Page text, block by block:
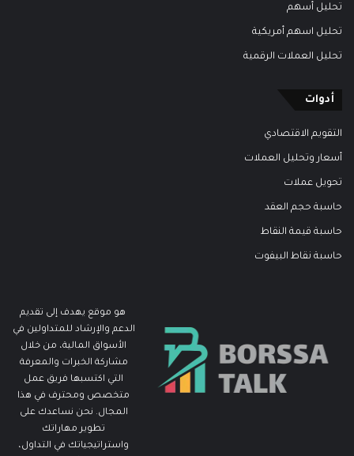
تحليل أسهم
تحليل اسهم أمريكية
تحليل العملات الرقمية
أدوات
التقويم الاقتصادي
أسعار وتحليل العملات
تحويل عملات
حاسبة حجم العقد
حاسبة قيمة النقاط
حاسبة نقاط البيفوت
هو موقع يهدف إلى تقديم
الدعم والإرشاد للمتداولين في
الأسواق المالية، من خلال
مشاركة الخبرات والمعرفة
التي اكتسبها فريق عمل
متخصص ومحترف في هذا
المجال. نحن نساعدك على
تطوير مهاراتك
واستراتيجياتك في التداول،